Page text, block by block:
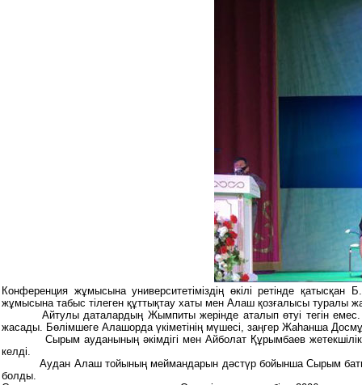
Конференция жұмысына университетіміздің өкілі ретінде
жұмысына табыс тілеген құттықтау хаты мен Алаш қозғалысы туралы
Айтулы даталардың Жымпиты жерінде аталып өтуі тегін емес.
жасады. Бөлімшеге Алашорда үкіметінің мүшесі, заңгер Жаһанша
Сырым ауданының әкімдігі мен Айболат Құрымбаев жетекшілік
келді.
Аудан Алаш тойының меймандарын дәстүр бойынша Сырым
болды.